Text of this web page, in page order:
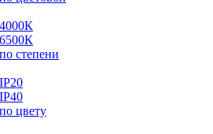
степени
цвету